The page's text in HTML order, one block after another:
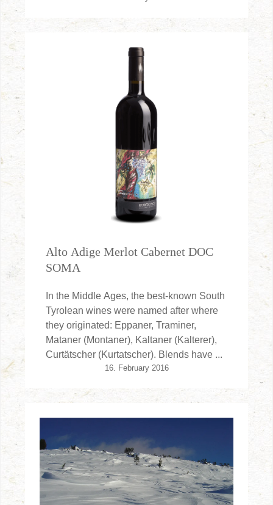
Alto Adige Merlot Cabernet DOC
SOMA
In the Middle Ages, the best-known South
Tyrolean wines were named after where
they originated: Eppaner, Traminer,
Mataner (Montaner), Kaltaner (Kalterer),
Curtätscher (Kurtatscher). Blends have ...
16. February 2016